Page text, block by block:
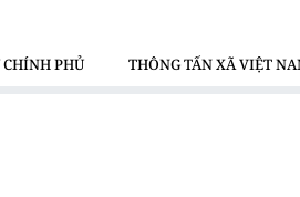
PHỦ THÔNG TẤN XÃ VIỆT